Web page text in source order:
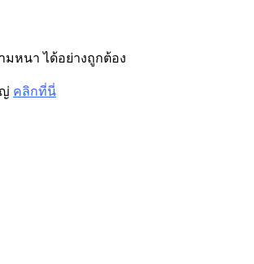
มหนา ได้อย่างถูกต้อง
คลิกที่นี่